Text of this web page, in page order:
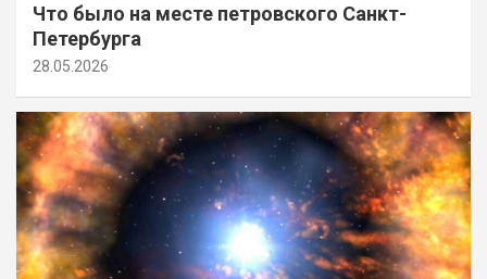
Что было на месте петровского Санкт-
Петербурга
28.05.2026